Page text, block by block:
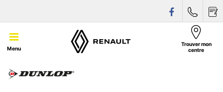
Menu
Trouver mon
centre